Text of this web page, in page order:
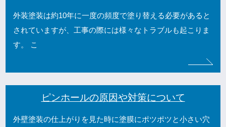
外装塗装は約10年に一度の頻度で塗り替える必要があると
されていますが、工事の際には様々なトラブルも起こりま
す。 こ
ピンホールの原因や対策について
外壁塗装の仕上がりを見た時に塗膜にポツポツと小さい穴